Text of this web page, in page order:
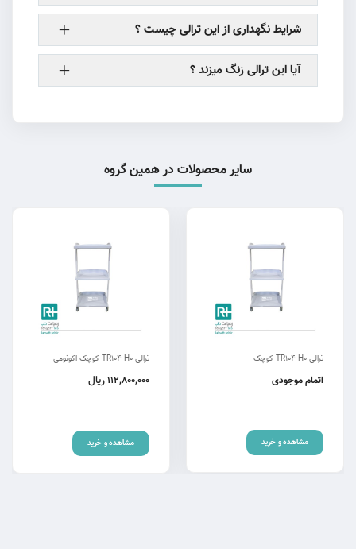
شرایط نگهداری از این ترالی چیست ؟
آیا این ترالی زنگ میزند ؟
سایر محصولات در همین گروه
ترالی TR104 H0 کوچک
اتمام موجودی
مشاهده و خرید
ترالی TR104 H0 کوچک اکونومی
112,800,000ریال
مشاهده و خرید